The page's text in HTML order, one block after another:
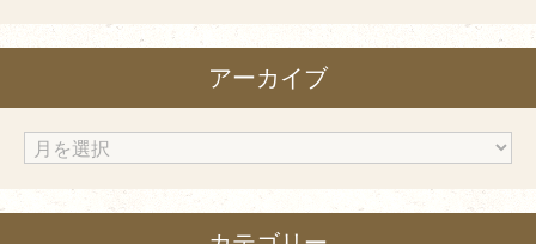
アーカイブ
ア
カ